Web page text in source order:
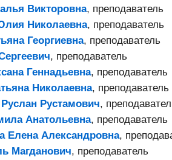
Викторовна, преподаватель
Николаевна, преподаватель
Георгиевна, преподаватель
, преподаватель
Геннадьевна, преподаватель
Николаевна, преподаватель
Рустамович,
Анатольевна, преподаватель
Елена Александровна,
Магданович, преподаватель